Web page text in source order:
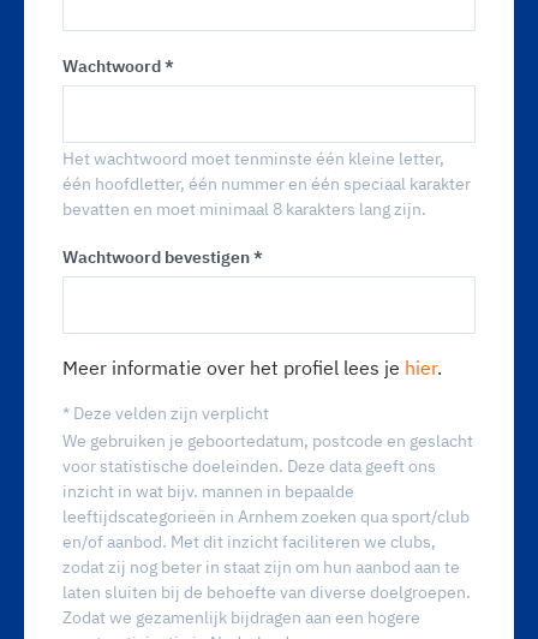
Wachtwoord *
Het wachtwoord moet tenminste één kleine letter,
één hoofdletter, één nummer en één speciaal karakter
bevatten en moet minimaal 8 karakters lang zijn.
Wachtwoord bevestigen *
Meer informatie over het profiel lees je hier.
* Deze velden zijn verplicht
We gebruiken je geboortedatum, postcode en geslacht
voor statistische doeleinden. Deze data geeft ons
inzicht in wat bijv. mannen in bepaalde
leeftijdscategorieën in Arnhem zoeken qua sport/club
en/of aanbod. Met dit inzicht faciliteren we clubs,
zodat zij nog beter in staat zijn om hun aanbod aan te
laten sluiten bij de behoefte van diverse doelgroepen.
Zodat we gezamenlijk bijdragen aan een hogere